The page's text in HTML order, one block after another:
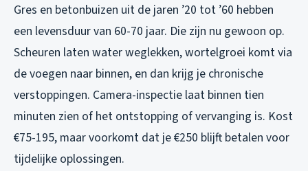
Gres en betonbuizen uit de jaren ’20 tot ’60 hebben
een levensduur van 60-70 jaar. Die zijn nu gewoon op.
Scheuren laten water weglekken, wortelgroei komt via
de voegen naar binnen, en dan krijg je chronische
verstoppingen. Camera-inspectie laat binnen tien
minuten zien of het ontstopping of vervanging is. Kost
€75-195, maar voorkomt dat je €250 blijft betalen voor
tijdelijke oplossingen.